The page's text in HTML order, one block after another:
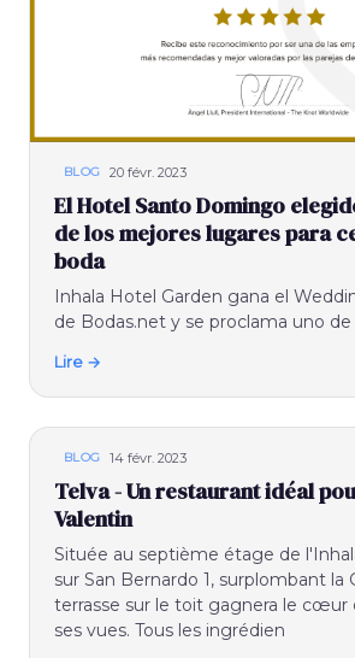
BLOG 20 févr. 2023
El Hotel Santo Domingo
de los mejores lugares para
boda
Inhala Hotel Garden gana el
de Bodas.net y se proclama uno de
Lire →
BLOG 14 févr. 2023
Telva - Un restaurant idéal
Valentin
Située au septième étage de
sur San Bernardo 1, surplombant la
terrasse sur le toit gagnera le cœur
ses vues. Tous les ingrédien